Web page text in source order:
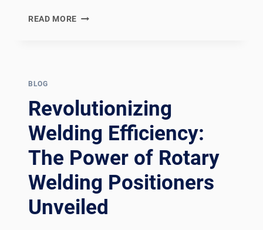
READ MORE REVOLUTIONIZING
TUBE
WELDING
POSITIONERS
BLOG
Revolutionizing
Welding Efficiency:
The Power of Rotary
Welding Positioners
Unveiled